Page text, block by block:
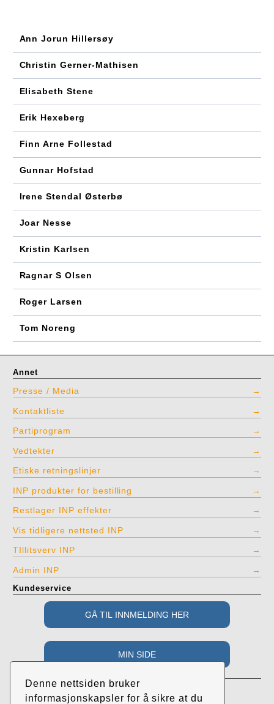
Denne nettsiden bruker
informasjonskapsler for å sikre at du
Ann Jorun Hillersøy
Christin Gerner-Mathisen
Elisabeth Stene
Erik Hexeberg
Finn Arne Follestad
Gunnar Hofstad
Irene Stendal Østerbø
Joar Nesse
Kristin Karlsen
Ragnar S Olsen
Roger Larsen
Tom Noreng
Annet
Presse / Media
Kontaktliste
Partiprogram
Vedtekter
Etiske retningslinjer
INP produkter for bestilling
Restlager INP effekter
Vis tidligere nettsted INP
TIllitsverv INP
Admin INP
Kundeservice